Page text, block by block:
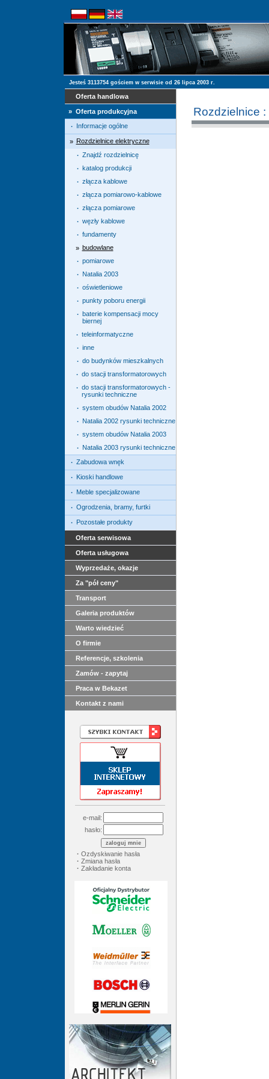
Jesteś 3113754 gościem w serwisie od 26 lipca 2003 r.
Oferta handlowa
» Oferta produkcyjna
· Informacje ogólne
» Rozdzielnice elektryczne
· Znajdź rozdzielnicę
· katalog produkcji
· złącza kablowe
· złącza pomiarowo-kablowe
· złącza pomiarowe
· węzły kablowe
· fundamenty
» budowlane
· pomiarowe
· Natalia 2003
· oświetleniowe
· punkty poboru energii
· baterie kompensacji mocy
biernej
· teleinformatyczne
· inne
· do budynków mieszkalnych
· do stacji transformatorowych
· do stacji transformatorowych -
rysunki techniczne
· system obudów Natalia 2002
· Natalia 2002 rysunki techniczne
· system obudów Natalia 2003
· Natalia 2003 rysunki techniczne
· Zabudowa wnęk
· Kioski handlowe
· Meble specjalizowane
· Ogrodzenia, bramy, furtki
· Pozostałe produkty
Oferta serwisowa
Oferta usługowa
Wyprzedaże, okazje
Za "pół ceny"
Transport
Galeria produktów
Warto wiedzieć
O firmie
Referencje, szkolenia
Zamów - zapytaj
Praca w Bekazet
Kontakt z nami
e-mail:
hasło:
· Ozdyskiwanie hasła
· Zmiana hasła
· Zakładanie konta
Rozdzielnice